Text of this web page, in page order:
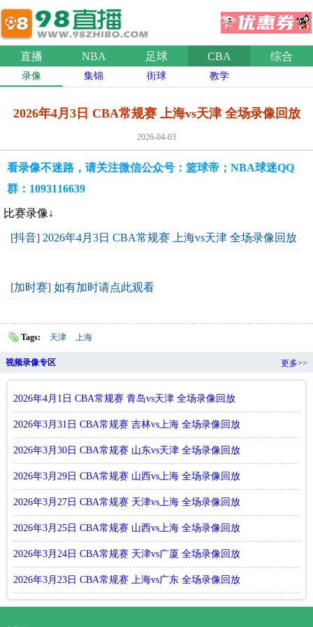
直播 NBA 足球 CBA 综合
录像 集锦 街球 教学
2026年4月3日 CBA常规赛 上海vs天津 全场录像回放
2026-04-03
看录像不迷路，请关注微信公众号：篮球帝；NBA球迷QQ
群：1093116639
比赛录像↓
[抖音] 2026年4月3日 CBA常规赛 上海vs天津 全场录像回放
[加时赛] 如有加时请点此观看
Tags: 天津 上海
视频录像专区 更多>>
2026年4月1日 CBA常规赛 青岛vs天津 全场录像回放
2026年3月31日 CBA常规赛 吉林vs上海 全场录像回放
2026年3月30日 CBA常规赛 山东vs天津 全场录像回放
2026年3月29日 CBA常规赛 山西vs上海 全场录像回放
2026年3月27日 CBA常规赛 天津vs上海 全场录像回放
2026年3月25日 CBA常规赛 山西vs上海 全场录像回放
2026年3月24日 CBA常规赛 天津vs广厦 全场录像回放
2026年3月23日 CBA常规赛 上海vs广东 全场录像回放